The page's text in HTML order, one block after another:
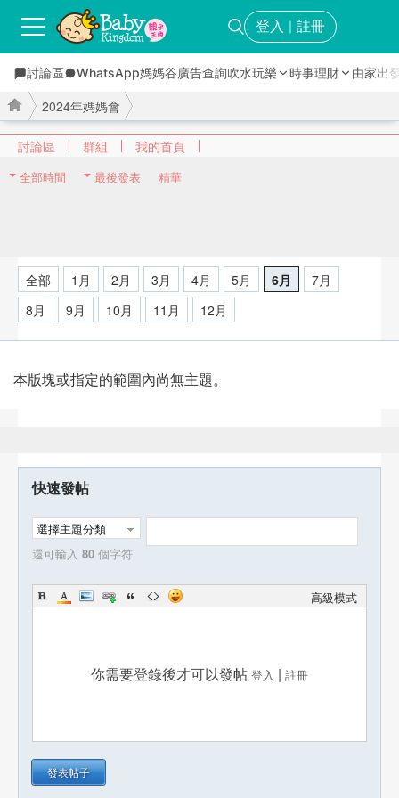
登入 ｜ 註冊
討論區 WhatsApp媽媽谷廣告查詢吹水玩樂 時事理財 由家出
討論區 群組 我的首頁
2024年媽媽會
全部時間 最後發表 精華
全部 1月 2月 3月 4月 5月 6月
7月
8月
9月 10月 11月 12月
本版塊或指定的範圍內尚無主題。
快速發帖
選擇主題分類
還可輸入 80 個字符
高級模式
你需要登錄後才可以發帖 登入 | 註冊
發表帖子